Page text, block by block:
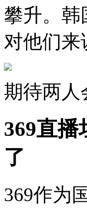
攀升。韩
对他们
期待两人
369直
了
369作为